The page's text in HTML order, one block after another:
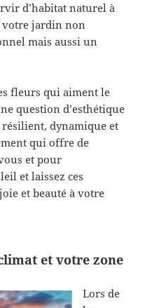
d’habitat naturel à
votre jardin non
mais aussi un
fleurs qui aiment le
question d’esthétique
résilient, dynamique et
qui offre de
et pour
et laissez ces
et beauté à votre
et votre zone
Lors de